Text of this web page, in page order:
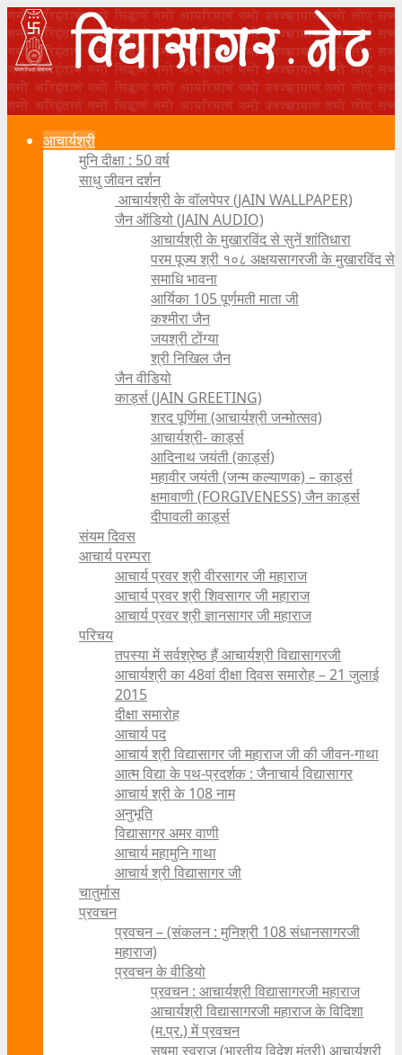
आचार्यश्री
मुनि दीक्षा : 50 वर्ष
साधु जीवन दर्शन
आचार्यश्री के वॉलपेपर (JAIN WALLPAPER)
जैन ऑडियो (JAIN AUDIO)
आचार्यश्री के मुखारविंद से सुनें शांतिधारा
परम पूज्य श्री १०८ अक्षयसागरजी के मुखारविंद से
समाधि भावना
आर्यिका 105 पूर्णमती माता जी
कश्मीरा जैन
जयश्री टोंग्या
श्री निखिल जैन
जैन वीडियो
कार्ड्स (JAIN GREETING)
शरद पूर्णिमा (आचार्यश्री जन्मोत्सव)
आचार्यश्री- कार्ड्स
आदिनाथ जयंती (कार्ड्स)
महावीर जयंती (जन्म कल्याणक) – कार्ड्स
क्षमावाणी (FORGIVENESS) जैन कार्ड्स
दीपावली कार्ड्स
संयम दिवस
आचार्य परम्परा
आचार्य प्रवर श्री वीरसागर जी महाराज
आचार्य प्रवर श्री शिवसागर जी महाराज
आचार्य प्रवर श्री ज्ञानसागर जी महाराज
परिचय
तपस्या में सर्वश्रेष्ठ हैं आचार्यश्री विद्यासागरजी
आचार्यश्री का 48वां दीक्षा दिवस समारोह – 21 जुलाई
2015
दीक्षा समारोह
आचार्य पद
आचार्य श्री विद्यासागर जी महाराज जी की जीवन-गाथा
आत्म विद्या के पथ-प्रदर्शक : जैनाचार्य विद्यासागर
आचार्य श्री के 108 नाम
अनुभूति
विद्यासागर अमर वाणी
आचार्य महामुनि गाथा
आचार्य श्री विद्यासागर जी
चातुर्मास
प्रवचन
प्रवचन – (संकलन : मुनिश्री 108 संधानसागरजी
महाराज)
प्रवचन के वीडियो
प्रवचन : आचार्यश्री ‍विद्यासागरजी महाराज
आचार्यश्री विद्यासागरजी महाराज के विदिशा
(म.प्र.) में प्रवचन
सुषमा स्वराज (भारतीय विदेश मंत्री) आचार्यश्री